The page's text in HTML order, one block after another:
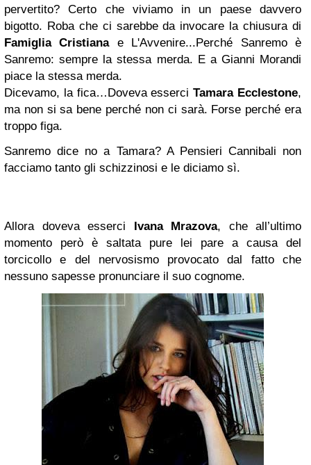
pervertito? Certo che viviamo in un paese davvero
bigotto. Roba che ci sarebbe da invocare la chiusura di
Famiglia Cristianae L'Avvenire...Perché Sanremo è
Sanremo: sempre la stessa merda. E a Gianni Morandi
piace la stessa merda.
Dicevamo, la fica…Doveva esserciTamara Ecclestone,
ma non si sa bene perché non ci sarà. Forse perché era
troppo figa.
Sanremo dice no a Tamara? A Pensieri Cannibali non
facciamo tanto gli schizzinosi e le diciamo sì.
Allora doveva esserci Ivana Mrazova, che all’ultimo
momento però è saltata pure lei pare a causa del
torcicollo e del nervosismo provocato dal fatto che
nessuno sapesse pronunciare il suo cognome.